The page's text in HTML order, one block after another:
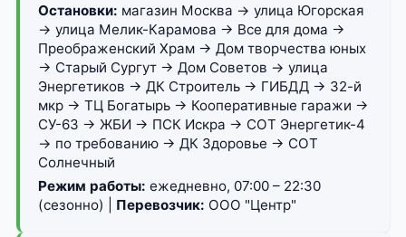
Остановки: магазин Москва → улица Югорская
→ улица Мелик-Карамова → Все для дома →
Преображенский Храм → Дом творчества юных
→ Старый Сургут → Дом Советов → улица
Энергетиков → ДК Строитель → ГИБДД → 32-й
мкр → ТЦ Богатырь → Кооперативные гаражи →
СУ-63 → ЖБИ → ПСК Искра → СОТ Энергетик-4
→ по требованию → ДК Здоровье → СОТ
Солнечный
Режим работы: ежедневно, 07:00 – 22:30
(сезонно) | Перевозчик: ООО "Центр"